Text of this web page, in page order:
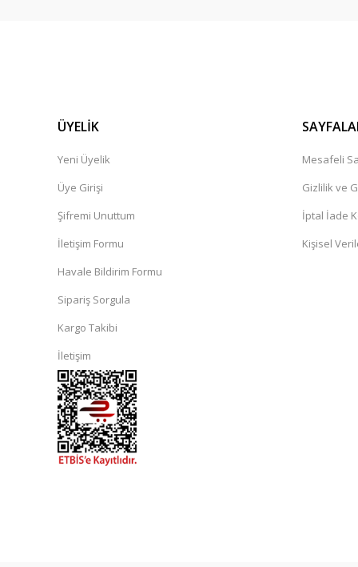
ÜYELİK
Yeni Üyelik
Üye Girişi
Şifremi Unuttum
İletişim Formu
Havale Bildirim Formu
Sipariş Sorgula
Kargo Takibi
İletişim
Mesafeli
Gizlilik ve
İptal İade
Kişisel